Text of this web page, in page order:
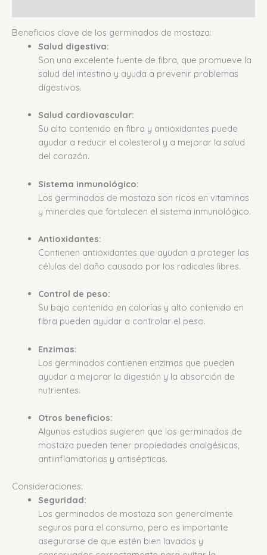
Beneficios clave de los germinados de mostaza:
Salud digestiva:
Son una excelente fuente de fibra, que promueve la
salud del intestino y ayuda a prevenir problemas
digestivos.
Salud cardiovascular:
Su alto contenido en fibra y antioxidantes puede
ayudar a reducir el colesterol y a mejorar la salud
del corazón.
Sistema inmunológico:
Los germinados de mostaza son ricos en vitaminas
y minerales que fortalecen el sistema inmunológico.
Antioxidantes:
Contienen antioxidantes que ayudan a proteger las
células del daño causado por los radicales libres.
Control de peso:
Su bajo contenido en calorías y alto contenido en
fibra pueden ayudar a controlar el peso.
Enzimas:
Los germinados contienen enzimas que pueden
ayudar a mejorar la digestión y la absorción de
nutrientes.
Otros beneficios:
Algunos estudios sugieren que los germinados de
mostaza pueden tener propiedades analgésicas,
antiinflamatorias y antisépticas.
Consideraciones:
Seguridad:
Los germinados de mostaza son generalmente
seguros para el consumo, pero es importante
asegurarse de que estén bien lavados y